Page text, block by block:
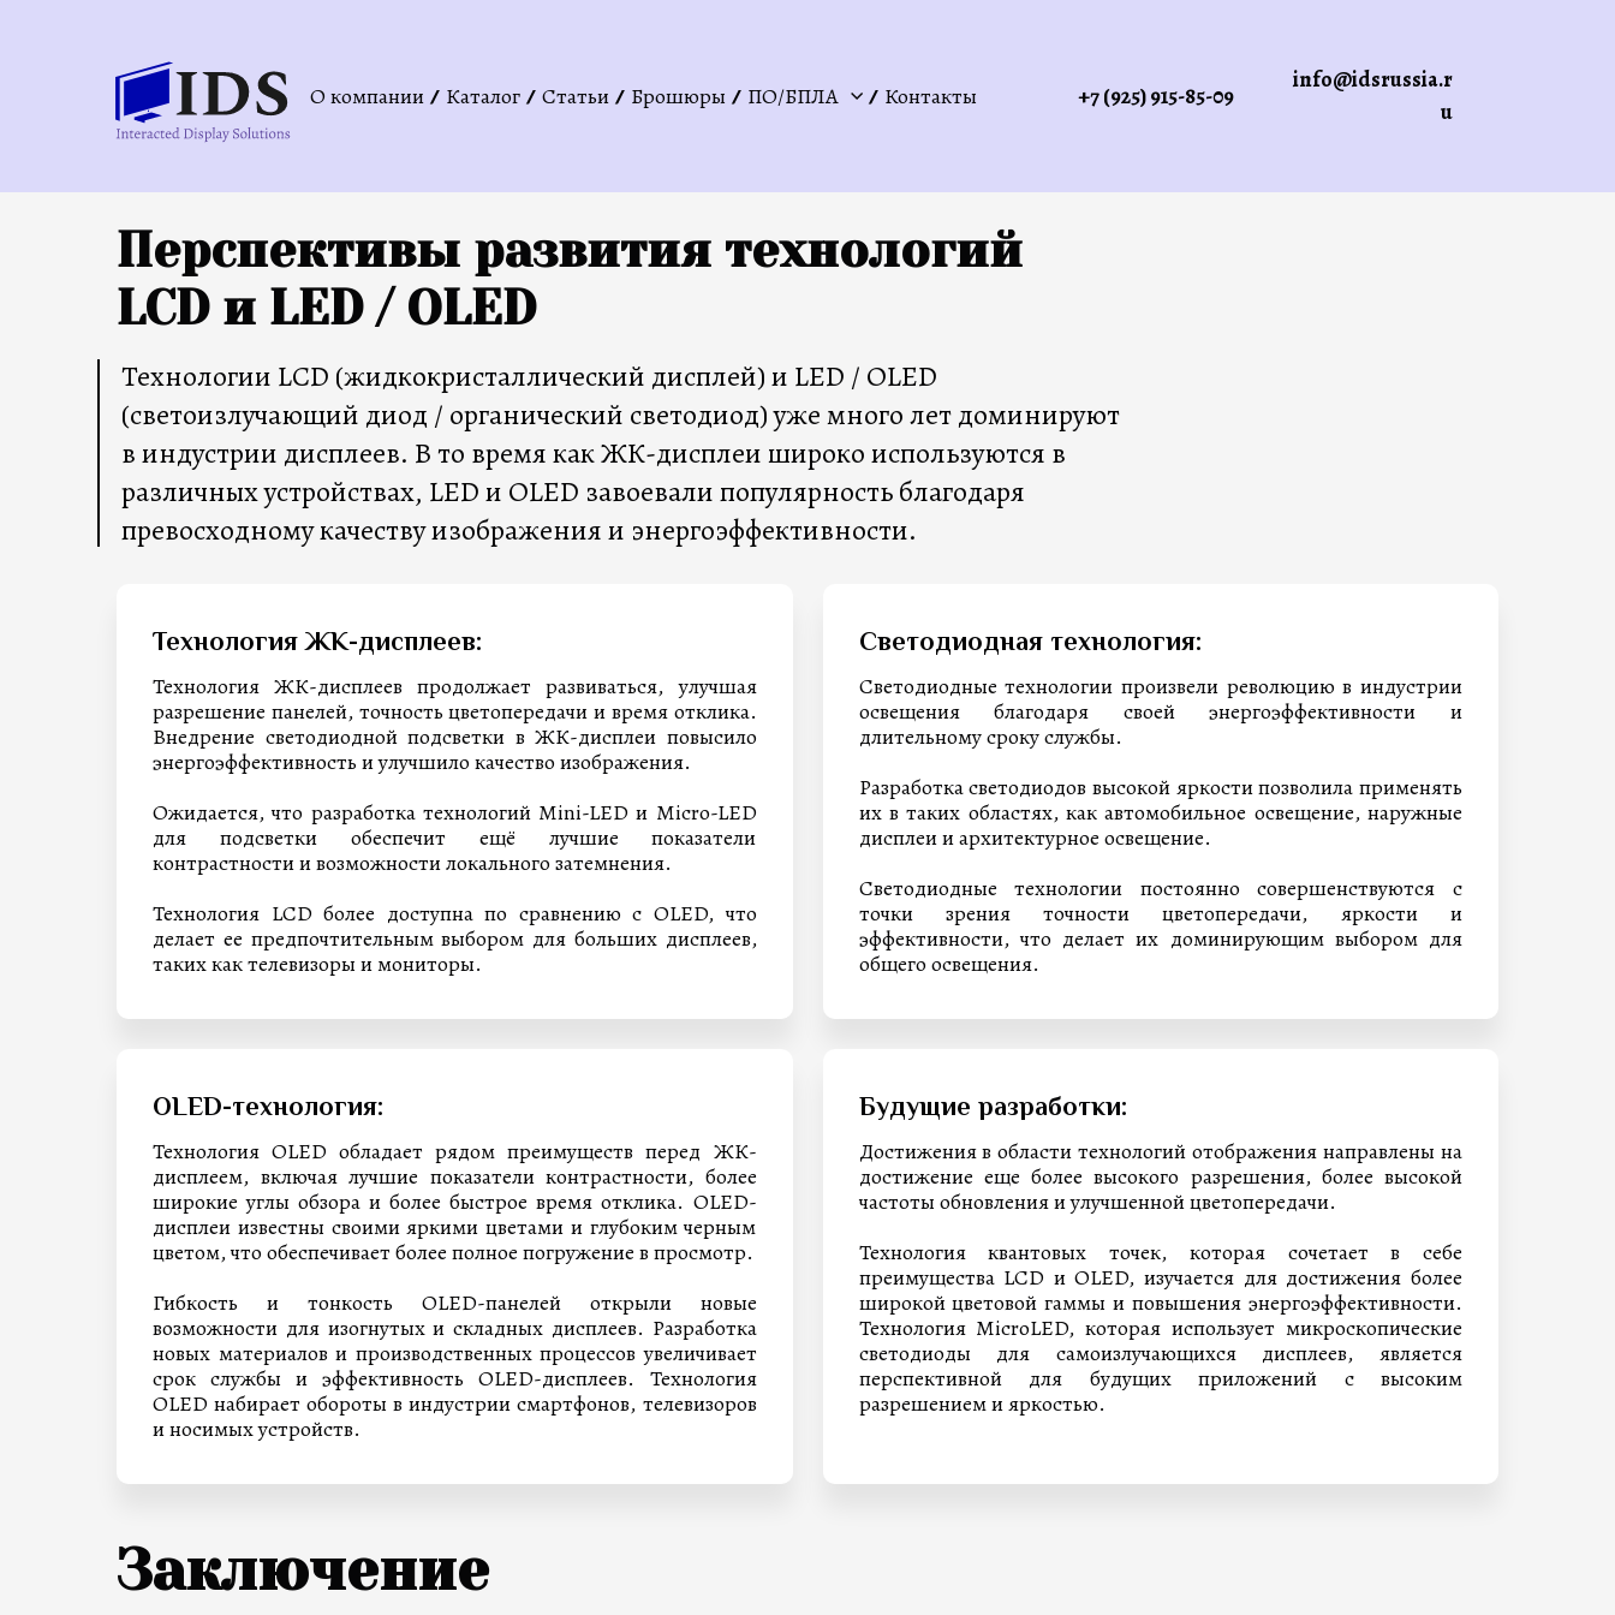
О компании Каталог Статьи Брошюры ПО/БПЛА Контакты +7 (925) 915-85-09
info@idsrussia.r
u
Технологии LCD (жидкокристаллический дисплей) и LED / OLED
(светоизлучающий диод / органический светодиод) уже много лет доминируют
в индустрии дисплеев. В то время как ЖК-дисплеи широко используются в
различных устройствах, LED и OLED завоевали популярность благодаря
превосходному качеству изображения и энергоэффективности.
Перспективы развития технологий
LCD и LED / OLED
Технология ЖК-дисплеев:
Технология ЖК-дисплеев продолжает развиваться, улучшая
разрешение панелей, точность цветопередачи и время отклика.
Внедрение светодиодной подсветки в ЖК-дисплеи повысило
энергоэффективность и улучшило качество изображения.
Ожидается, что разработка технологий Mini-LED и Micro-LED
для подсветки обеспечит ещё лучшие показатели
контрастности и возможности локального затемнения.
Технология LCD более доступна по сравнению с OLED, что
делает ее предпочтительным выбором для больших дисплеев,
таких как телевизоры и мониторы.
Светодиодная технология:
Светодиодные технологии произвели революцию в индустрии
освещения благодаря своей энергоэффективности и
длительному сроку службы.
Разработка светодиодов высокой яркости позволила применять
их в таких областях, как автомобильное освещение, наружные
дисплеи и архитектурное освещение.
Светодиодные технологии постоянно совершенствуются с
точки зрения точности цветопередачи, яркости и
эффективности, что делает их доминирующим выбором для
общего освещения.
OLED-технология:
Технология OLED обладает рядом преимуществ перед ЖК-
дисплеем, включая лучшие показатели контрастности, более
широкие углы обзора и более быстрое время отклика. OLED-
дисплеи известны своими яркими цветами и глубоким черным
цветом, что обеспечивает более полное погружение в просмотр.
Гибкость и тонкость OLED-панелей открыли новые
возможности для изогнутых и складных дисплеев. Разработка
новых материалов и производственных процессов увеличивает
срок службы и эффективность OLED-дисплеев. Технология
OLED набирает обороты в индустрии смартфонов, телевизоров
и носимых устройств.
Будущие разработки:
Достижения в области технологий отображения направлены на
достижение еще более высокого разрешения, более высокой
частоты обновления и улучшенной цветопередачи.
Технология квантовых точек, которая сочетает в себе
преимущества LCD и OLED, изучается для достижения более
широкой цветовой гаммы и повышения энергоэффективности.
Технология MicroLED, которая использует микроскопические
светодиоды для самоизлучающихся дисплеев, является
перспективной для будущих приложений с высоким
разрешением и яркостью.
Заключение